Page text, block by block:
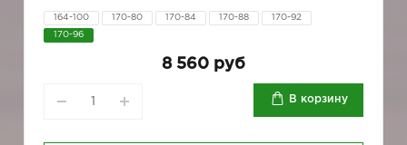
164-100 170-80 170-84 170-88 170-92
170-96
8 560 руб
В корзину